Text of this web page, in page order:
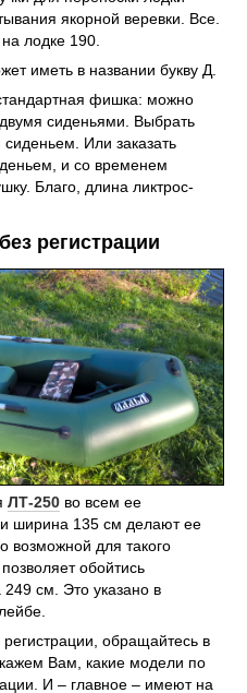
якорной веревки. Все.
лодке 190.
иметь в названии букву Д.
фишка: можно
сиденьями. Выбрать
Или заказать
и со временем
Благо, длина ликтрос-
регистрации
ЛТ-250 во всем ее
ширина 135 см делают ее
возможной для такого
обойтись
см. Это указано в
регистрации, обращайтесь в
Вам, какие модели по
И – главное – имеют на